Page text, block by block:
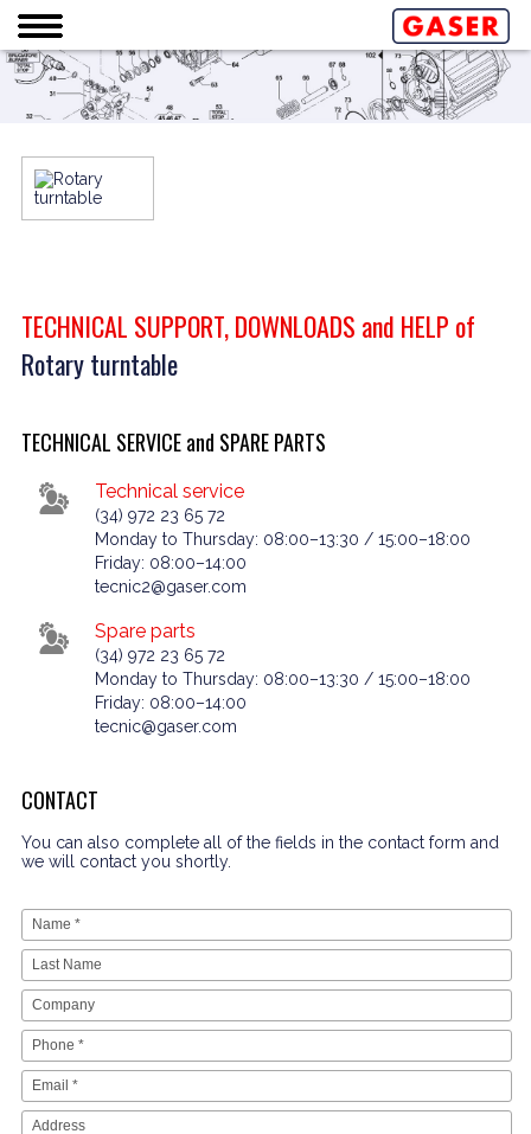
TECHNICAL SUPPORT, DOWNLOADS and HELP of
Rotary turntable
TECHNICAL SERVICE and SPARE PARTS
Technical service
(34) 972 23 65 72
Monday to Thursday: 08:00–13:30 / 15:00–18:00
Friday: 08:00–14:00
tecnic2@gaser.com
Spare parts
(34) 972 23 65 72
Monday to Thursday: 08:00–13:30 / 15:00–18:00
Friday: 08:00–14:00
tecnic@gaser.com
CONTACT
You can also complete all of the fields in the contact form and
we will contact you shortly.